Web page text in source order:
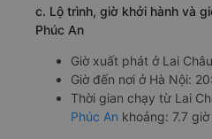
c. Lộ trình, giờ khởi hành và
Phúc An
Giờ xuất phát ở Lai
Giờ đến nơi ở Hà Nội:
Thời gian chạy từ Lai
Phúc An khoảng: 7.7 giờ